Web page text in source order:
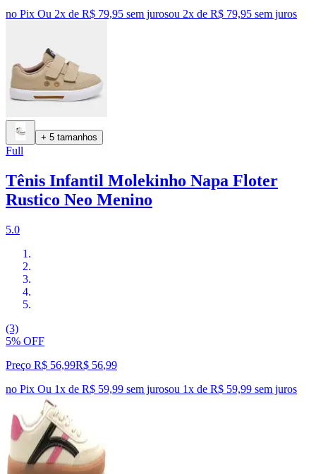
no Pix Ou 2x de R$ 79,95 sem jurosou 2x de R$ 79,95 sem juros
+ 5 tamanhos
Full
Tênis Infantil Molekinho Napa Floter
Rustico Neo Menino
5.0
(3)
5% OFF
Preço R$ 56,99R$ 56,99
no Pix Ou 1x de R$ 59,99 sem jurosou 1x de R$ 59,99 sem juros